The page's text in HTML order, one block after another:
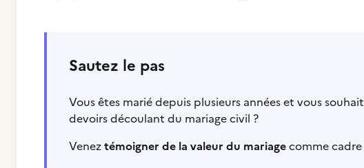
Sautez le pas
Vous êtes marié depuis plusieurs années et vous
devoirs découlant du mariage civil ?
Veneztémoigner de la valeur du mariagecomme